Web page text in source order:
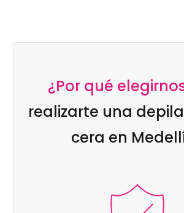
¿Por qué
realizarte una
cera en